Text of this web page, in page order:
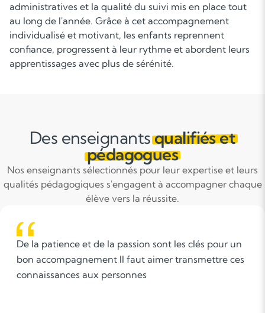
administratives et la qualité du suivi mis en place tout
au long de l'année. Grâce à cet accompagnement
individualisé et motivant, les enfants reprennent
confiance, progressent à leur rythme et abordent leurs
apprentissages avec plus de sérénité.
Des enseignantsqualifiés et
pédagogues
Nos enseignants sélectionnés pour leur expertise et leurs
qualités pédagogiques s'engagent à accompagner chaque
élève vers la réussite.
Being of support means that you lead and help set
up each child for success. Rather than taking over
and just doing it for them, you allow them to